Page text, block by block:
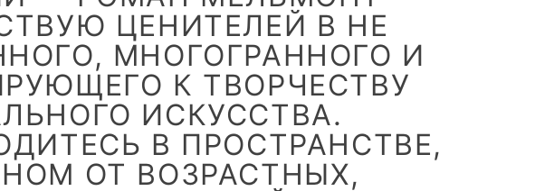
ЦЕНИТЕЛЕЙ В НЕ
МНОГОГРАННОГО И
К ТВОРЧЕСТВУ
ИСКУССТВА.
В ПРОСТРАНСТВЕ,
ОТ ВОЗРАСТНЫХ,